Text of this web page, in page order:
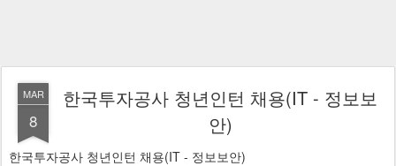
MAR
8
한국투자공사 청년인턴 채용(IT - 정보보
안)
한국투자공사 청년인턴 채용(IT - 정보보안)